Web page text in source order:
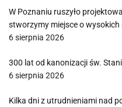
W Poznaniu ruszyło
stworzymy miejsce o
6 sierpnia 2026
300 lat od kanonizacji św.
6 sierpnia 2026
Kilka dni z utrudnieniami nad